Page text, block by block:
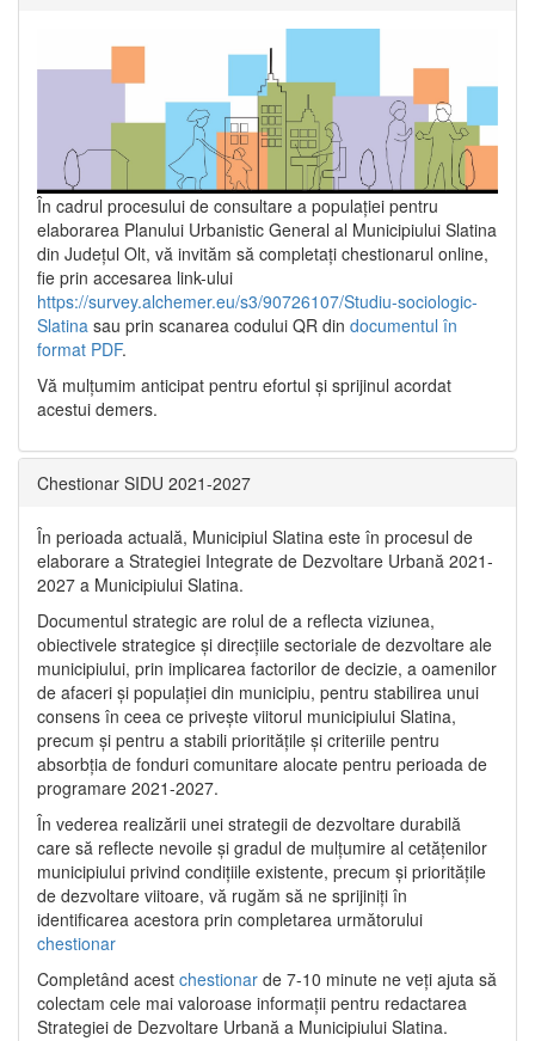
În cadrul procesului de consultare a populaţiei pentru
elaborarea Planului Urbanistic General al Municipiului Slatina
din Județul Olt, vă invităm să completați chestionarul online,
fie prin accesarea link-ului
https://survey.alchemer.eu/s3/90726107/Studiu-sociologic-
Slatina sau prin scanarea codului QR din documentul în
format PDF.
Vă mulţumim anticipat pentru efortul şi sprijinul acordat
acestui demers.
Chestionar SIDU 2021-2027
În perioada actuală, Municipiul Slatina este în procesul de
elaborare a Strategiei Integrate de Dezvoltare Urbană 2021‐
2027 a Municipiului Slatina.
Documentul strategic are rolul de a reflecta viziunea,
obiectivele strategice și direcțiile sectoriale de dezvoltare ale
municipiului, prin implicarea factorilor de decizie, a oamenilor
de afaceri și populației din municipiu, pentru stabilirea unui
consens în ceea ce privește viitorul municipiului Slatina,
precum și pentru a stabili prioritățile și criteriile pentru
absorbția de fonduri comunitare alocate pentru perioada de
programare 2021-2027.
În vederea realizării unei strategii de dezvoltare durabilă
care să reflecte nevoile și gradul de mulțumire al cetățenilor
municipiului privind condițiile existente, precum și prioritățile
de dezvoltare viitoare, vă rugăm să ne sprijiniți în
identificarea acestora prin completarea următorului
chestionar
Completând acest chestionar de 7-10 minute ne veți ajuta să
colectam cele mai valoroase informații pentru redactarea
Strategiei de Dezvoltare Urbană a Municipiului Slatina.